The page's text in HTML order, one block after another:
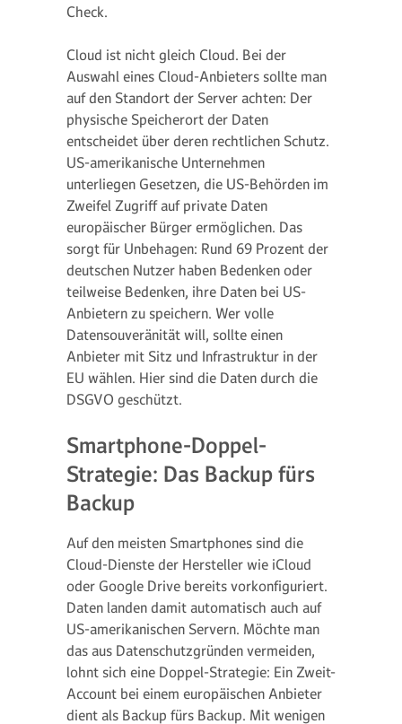
Check.
Cloud ist nicht gleich Cloud. Bei der
Auswahl eines Cloud-Anbieters sollte man
auf den Standort der Server achten: Der
physische Speicherort der Daten
entscheidet über deren rechtlichen Schutz.
US-amerikanische Unternehmen
unterliegen Gesetzen, die US-Behörden im
Zweifel Zugriff auf private Daten
europäischer Bürger ermöglichen. Das
sorgt für Unbehagen: Rund 69 Prozent der
deutschen Nutzer haben Bedenken oder
teilweise Bedenken, ihre Daten bei US-
Anbietern zu speichern. Wer volle
Datensouveränität will, sollte einen
Anbieter mit Sitz und Infrastruktur in der
EU wählen. Hier sind die Daten durch die
DSGVO geschützt.
Smartphone-Doppel-
Strategie: Das Backup fürs
Backup
Auf den meisten Smartphones sind die
Cloud-Dienste der Hersteller wie iCloud
oder Google Drive bereits vorkonfiguriert.
Daten landen damit automatisch auch auf
US-amerikanischen Servern. Möchte man
das aus Datenschutzgründen vermeiden,
lohnt sich eine Doppel-Strategie: Ein Zweit-
Account bei einem europäischen Anbieter
dient als Backup fürs Backup. Mit wenigen